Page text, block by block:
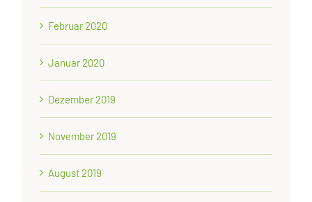
Februar 2020
Januar 2020
Dezember 2019
November 2019
August 2019